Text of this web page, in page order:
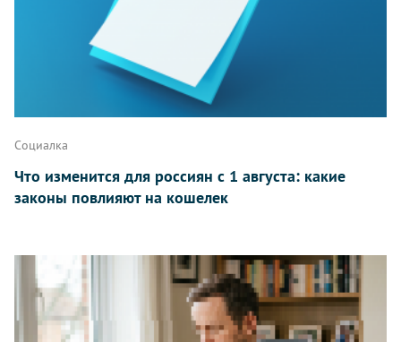
Написать
Социалка
Что изменится для россиян с 1 августа: какие
законы повлияют на кошелек